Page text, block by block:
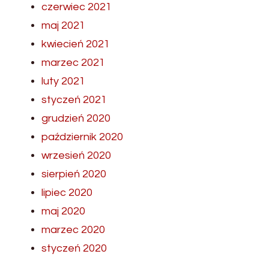
czerwiec 2021
maj 2021
kwiecień 2021
marzec 2021
luty 2021
styczeń 2021
grudzień 2020
październik 2020
wrzesień 2020
sierpień 2020
lipiec 2020
maj 2020
marzec 2020
styczeń 2020